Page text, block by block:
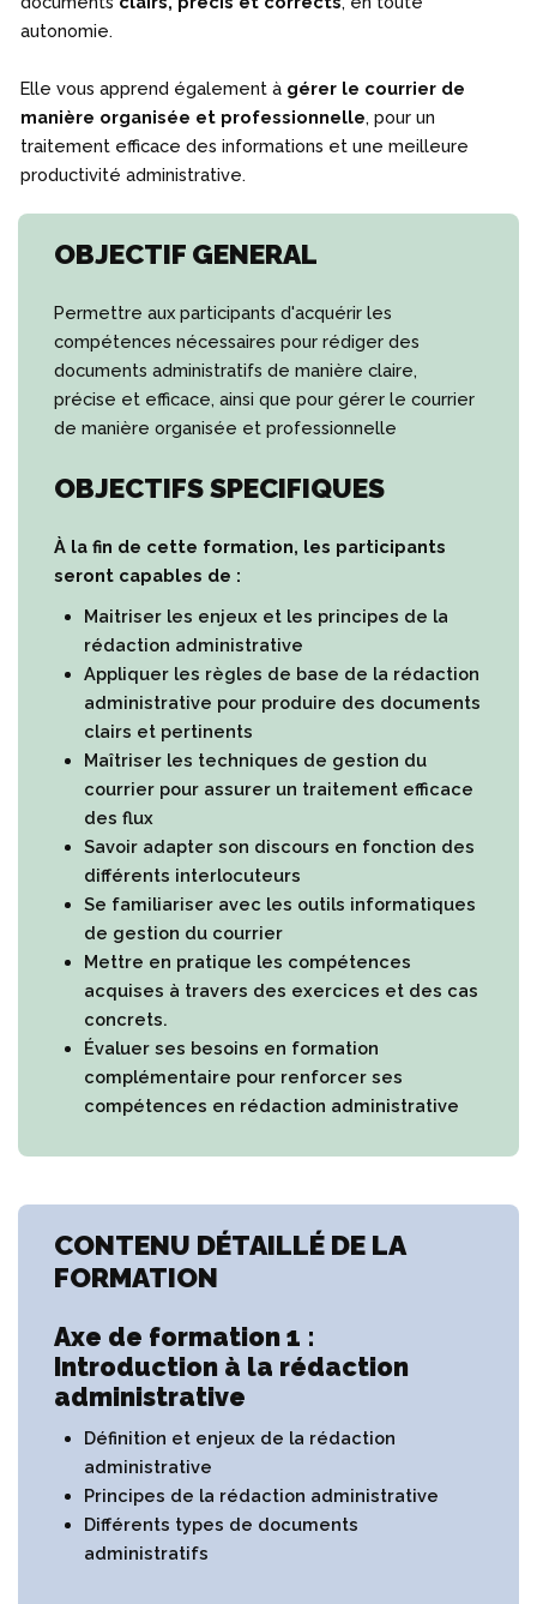
autonomie.
Elle vous apprend également à gérer le courrier de
manière organisée et professionnelle, pour un
traitement efficace des informations et une meilleure
productivité administrative.
OBJECTIF GENERAL
Permettre aux participants d'acquérir les
compétences nécessaires pour rédiger des
documents administratifs de manière claire,
précise et efficace, ainsi que pour gérer le courrier
de manière organisée et professionnelle
OBJECTIFS SPECIFIQUES
À la fin de cette formation, les participants
seront capables de :
Maitriser les enjeux et les principes de la
rédaction administrative
Appliquer les règles de base de la rédaction
administrative pour produire des documents
clairs et pertinents
Maîtriser les techniques de gestion du
courrier pour assurer un traitement efficace
des flux
Savoir adapter son discours en fonction des
différents interlocuteurs
Se familiariser avec les outils informatiques
de gestion du courrier
Mettre en pratique les compétences
acquises à travers des exercices et des cas
concrets.
Évaluer ses besoins en formation
complémentaire pour renforcer ses
compétences en rédaction administrative
CONTENU DÉTAILLÉ DE LA
FORMATION
Axe de formation 1 :
Introduction à la rédaction
administrative
Définition et enjeux de la rédaction
administrative
Principes de la rédaction administrative
Différents types de documents
administratifs